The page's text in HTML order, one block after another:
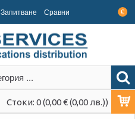
€
Запитване Срaвни
Стоки: 0 (0,00 € (0,00 лв.))